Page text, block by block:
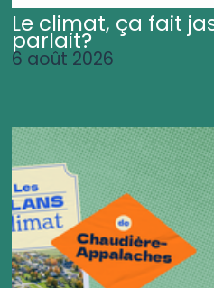
Le climat, ça fait
parlait?
6 août 2026